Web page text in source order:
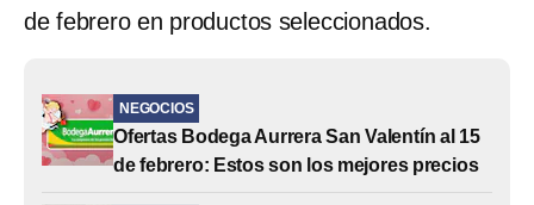
de febrero en productos seleccionados.
NEGOCIOS
Ofertas Bodega Aurrera San Valentín al 15
de febrero: Estos son los mejores precios